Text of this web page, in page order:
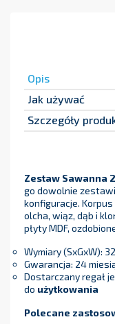
Opis
Jak używać
Szczegóły
Zestaw Sawanna 2
go dowolnie
konfiguracje.
olcha, wiąz, dąb i
płyty MDF,
Wymiary (SxGxW):
Gwarancja: 24
Dostarczany regał
do użytkowania
Polecane